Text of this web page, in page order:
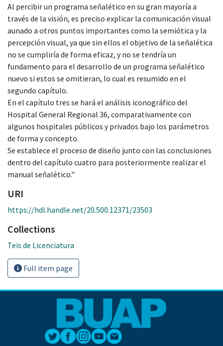
Al percibir un programa señalético en su gran mayoría a
través de la visión, es preciso explicar la comunicación visual
aunado a otros puntos importantes como la semiótica y la
percepción visual, ya que sin ellos el objetivo de la señalética
no se cumpliría de forma eficaz, y no se tendría un
fundamento para el desarrollo de un programa señalético
nuevo si estos se omitieran, lo cual es resumido en el
segundo capítulo.
En el capítulo tres se hará el análisis iconográfico del
Hospital General Regional 36, comparativamente con
algunos hospitales públicos y privados bajo los parámetros
de forma y concepto.
Se establece el proceso de diseño junto con las conclusiones
dentro del capítulo cuatro para posteriormente realizar el
manual señalético."
URI
https://hdl.handle.net/20.500.12371/23503
Collections
Teis de Licenciatura
Full item page